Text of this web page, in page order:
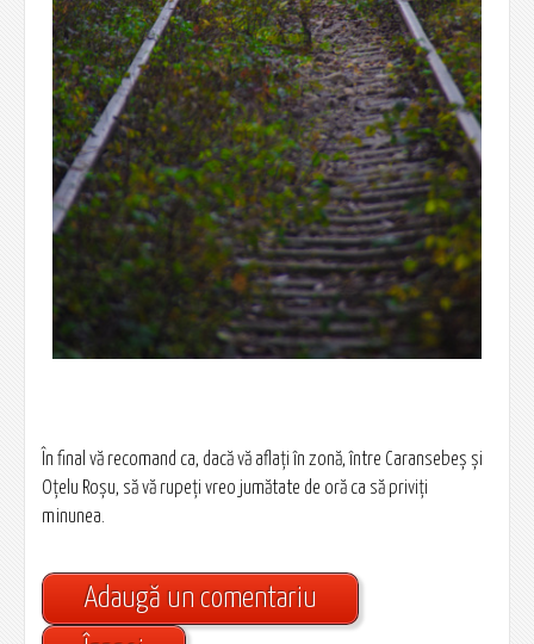
În final vă recomand ca, dacă vă aflaţi în zonă, între Caransebeş şi
Oţelu Roşu, să vă rupeţi vreo jumătate de oră ca să priviţi
minunea.
Adaugă un comentariu